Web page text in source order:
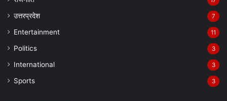
उत्तरप्रदेश 7
Entertainment 11
Politics 3
International 3
Sports 3